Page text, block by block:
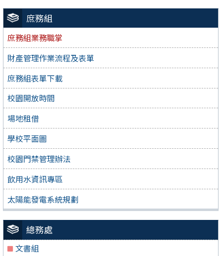
庶務組
庶務組業務職掌
財產管理作業流程及表單
庶務組表單下載
校園開放時間
場地租借
學校平面圖
校園門禁管理辦法
飲用水資訊專區
太陽能發電系統規劃
總務處
文書組